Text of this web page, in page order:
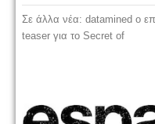
Σε άλλα νέα: datamined ο
teaser για το Secret of